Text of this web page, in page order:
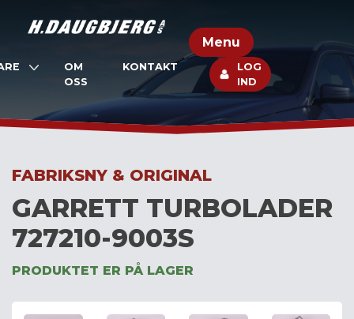
Menu
OM
OSS
KONTAKT
LOG
IND
FABRIKSNY & ORIGINAL
GARRETT TURBOLADER
727210-9003S
PRODUKTET ER PÅ LAGER